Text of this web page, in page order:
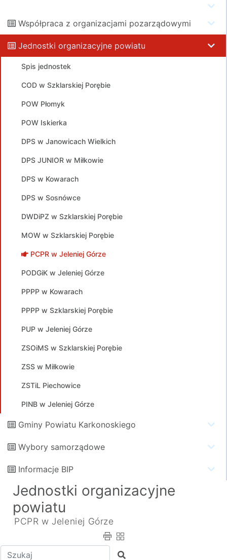
Współpraca z organizacjami pozarządowymi
Jednostki organizacyjne powiatu
Spis jednostek
COD w Szklarskiej Porębie
POW Płomyk
POW Iskierka
DPS w Janowicach Wielkich
DPS JUNIOR w Miłkowie
DPS w Kowarach
DPS w Sosnówce
DWDiPZ w Szklarskiej Porębie
MOW w Szklarskiej Porębie
PCPR w Jeleniej Górze
PODGiK w Jeleniej Górze
PPPP w Kowarach
PPPP w Szklarskiej Porębie
PUP w Jeleniej Górze
ZSOiMS w Szklarskiej Porębie
ZSS w Miłkowie
ZSTiL Piechowice
PINB w Jeleniej Górze
Gminy Powiatu Karkonoskiego
Wybory samorządowe
Informacje BIP
Jednostki organizacyjne
powiatu
PCPR w Jeleniej Górze
Wpisz tekst do wyszukania Szukaj